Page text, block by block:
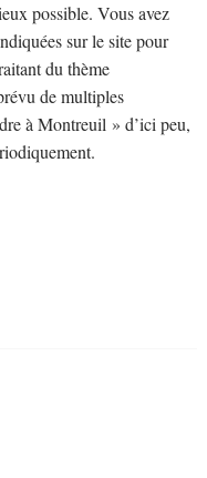
possible. Vous avez
sur le site pour
du thème
de multiples
à Montreuil » d’ici peu,